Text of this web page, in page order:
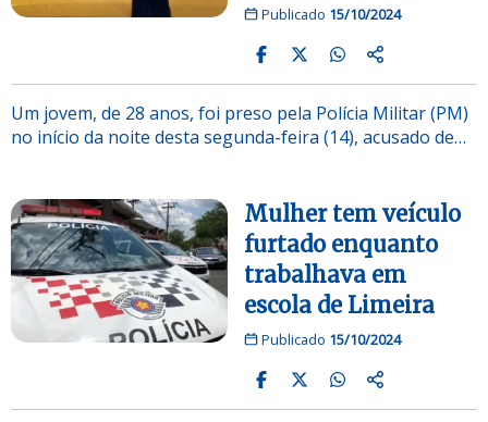
Publicado 15/10/2024
Um jovem, de 28 anos, foi preso pela Polícia Militar (PM)
no início da noite desta segunda-feira (14), acusado de…
Mulher tem veículo
furtado enquanto
trabalhava em
escola de Limeira
Publicado 15/10/2024